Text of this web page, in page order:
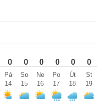
0 0 0 0 0 0
Pá
14
So
15
Ne
16
Po
17
Út
18
St
19